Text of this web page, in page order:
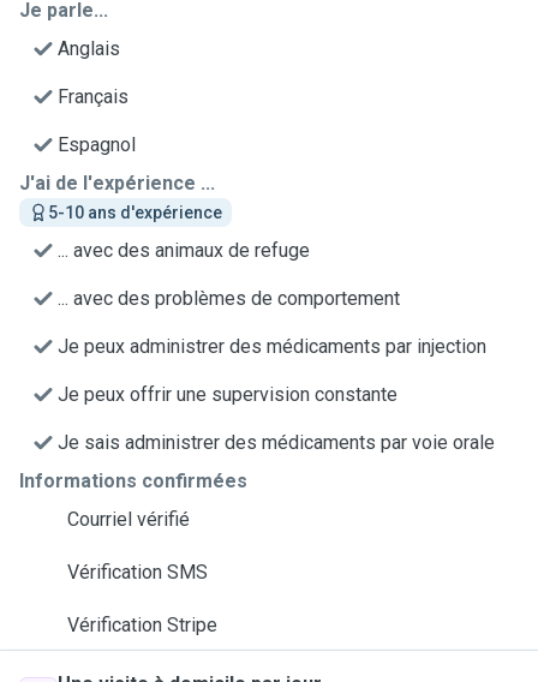
Je parle...
Anglais
Français
Espagnol
J'ai de l'expérience ...
5-10 ans d'expérience
... avec des animaux de refuge
... avec des problèmes de comportement
Je peux administrer des médicaments par injection
Je peux offrir une supervision constante
Je sais administrer des médicaments par voie orale
Informations confirmées
Courriel vérifié
Vérification SMS
Vérification Stripe